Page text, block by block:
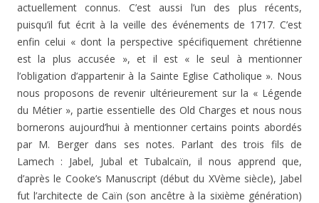
actuellement connus. C’est aussi l’un des plus récents,
puisqu’il fut écrit à la veille des événements de 1717. C’est
enfin celui « dont la perspective spécifiquement chrétienne
est la plus accusée », et il est « le seul à mentionner
l’obligation d’appartenir à la Sainte Eglise Catholique ». Nous
nous proposons de revenir ultérieurement sur la « Légende
du Métier », partie essentielle des Old Charges et nous nous
bornerons aujourd’hui à mentionner certains points abordés
par M. Berger dans ses notes. Parlant des trois fils de
Lamech : Jabel, Jubal et Tubalcaïn, il nous apprend que,
d’après le Cooke’s Manuscript (début du XVème siècle), Jabel
fut l’architecte de Caïn (son ancêtre à la sixième génération)